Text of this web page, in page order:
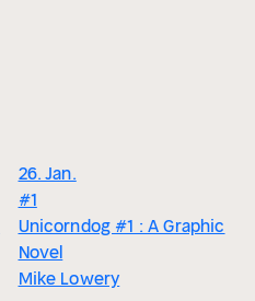
26. Jan.
#1
Unicorndog #1 : A Graphic
Novel
Mike Lowery